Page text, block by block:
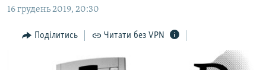
до
навігації
ПОЛІТИКА
БЛОГИ
16 грудень 2019, 20:30
Поділитись Читати без VPN